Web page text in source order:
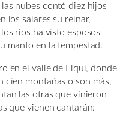
las nubes contó diez hijos
los salares su reinar,
ríos ha visto esposos
manto en la tempestad.
en el valle de Elqui, donde
cien montañas o son más,
las otras que vinieron
que vienen cantarán: